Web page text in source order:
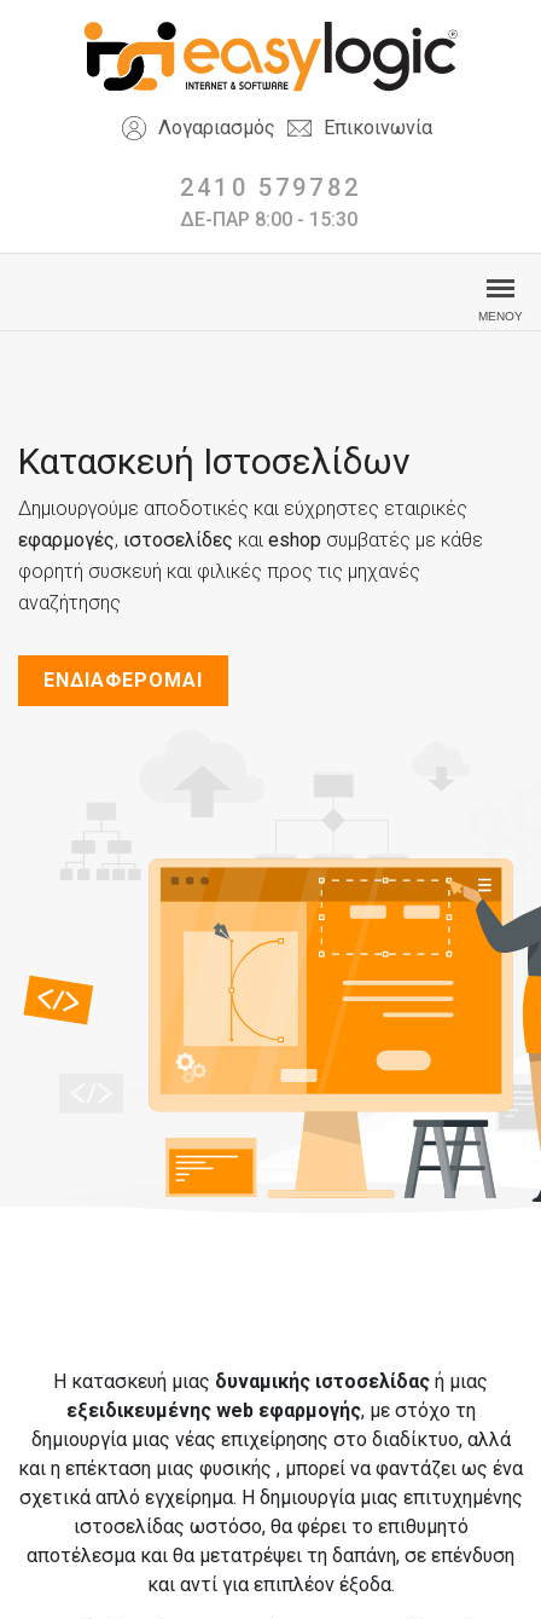
Λογαριασμός Επικοινωνία
2410 579782
ΔΕ-ΠΑΡ 8:00 - 15:30
Κατασκευή Ιστοσελίδων
Δημιουργούμε αποδοτικές και εύχρηστες εταιρικές
εφαρμογές, ιστοσελίδες και eshop συμβατές με κάθε
φορητή συσκευή και φιλικές προς τις μηχανές
αναζήτησης
ΕΝΔΙΑΦΕΡΟΜΑΙ
Η κατασκευή μιας δυναμικής ιστοσελίδας ή μιας
εξειδικευμένης web εφαρμογής, με στόχο τη
δημιουργία μιας νέας επιχείρησης στο διαδίκτυο, αλλά
και η επέκταση μιας φυσικής , μπορεί να φαντάζει ως ένα
σχετικά απλό εγχείρημα. Η δημιουργία μιας επιτυχημένης
ιστοσελίδας ωστόσο, θα φέρει το επιθυμητό
αποτέλεσμα και θα μετατρέψει τη δαπάνη, σε επένδυση
και αντί για επιπλέον έξοδα.